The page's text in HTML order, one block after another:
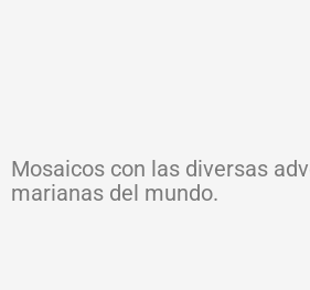
Mosaicos con las diversas
marianas del mundo.